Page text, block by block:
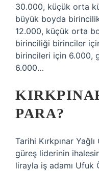
30.000, küçük orta
büyük boyda
12.000, küçük orta
birinciliği birinciler
birincileri için 6.000,
6.000…
PARA?
Tarihi Kırkpınar
güreş liderinin
lirayla iş adamı Ufuk